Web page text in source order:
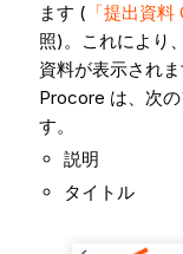
ます ( 「提出資
照)。これにより
資料が表示されま
Procore は、次
す。
説明
タイトル